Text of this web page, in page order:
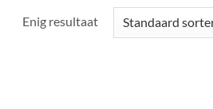
Enig resultaat